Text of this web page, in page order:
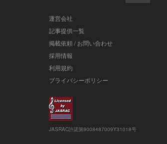
運営会社
記事提供一覧
掲載依頼 / お問い合わせ
採用情報
利用規約
プライバシーポリシー
JASRAC許諾第9008487009Y31018号